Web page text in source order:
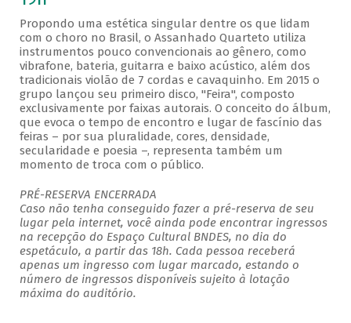
Propondo uma estética singular dentre os que lidam
com o choro no Brasil, o Assanhado Quarteto utiliza
instrumentos pouco convencionais ao gênero, como
vibrafone, bateria, guitarra e baixo acústico, além dos
tradicionais violão de 7 cordas e cavaquinho. Em 2015 o
grupo lançou seu primeiro disco, "Feira", composto
exclusivamente por faixas autorais. O conceito do álbum,
que evoca o tempo de encontro e lugar de fascínio das
feiras – por sua pluralidade, cores, densidade,
secularidade e poesia –, representa também um
momento de troca com o público.
PRÉ-RESERVA ENCERRADA
Caso não tenha conseguido fazer a pré-reserva de seu
lugar pela internet, você ainda pode encontrar ingressos
na recepção do Espaço Cultural BNDES, no dia do
espetáculo, a partir das 18h. Cada pessoa receberá
apenas um ingresso com lugar marcado, estando o
número de ingressos disponíveis sujeito à lotação
máxima do auditório.